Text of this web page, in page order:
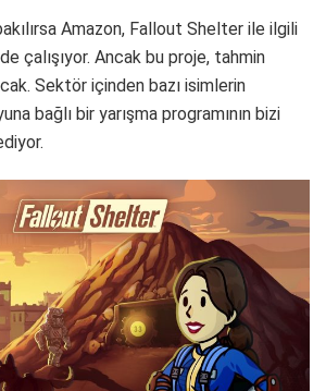
Amazon, Fallout Shelter ile ilgili
çalışıyor. Ancak bu proje, tahmin
Sektör içinden bazı isimlerin
bağlı bir yarışma programının bizi